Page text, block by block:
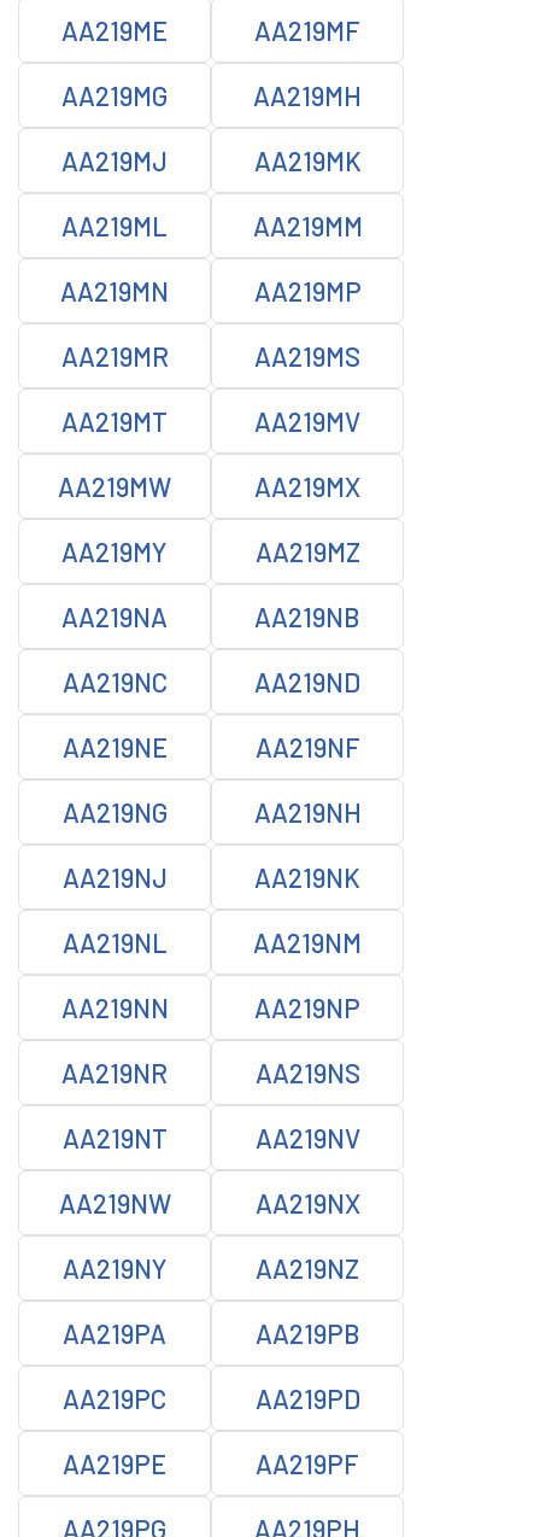
AA219ME AA219MF
AA219MG AA219MH
AA219MJ AA219MK
AA219ML AA219MM
AA219MN AA219MP
AA219MR AA219MS
AA219MT AA219MV
AA219MW AA219MX
AA219MY AA219MZ
AA219NA AA219NB
AA219NC AA219ND
AA219NE AA219NF
AA219NG AA219NH
AA219NJ AA219NK
AA219NL AA219NM
AA219NN AA219NP
AA219NR AA219NS
AA219NT AA219NV
AA219NW AA219NX
AA219NY AA219NZ
AA219PA AA219PB
AA219PC AA219PD
AA219PE AA219PF
AA219PG AA219PH